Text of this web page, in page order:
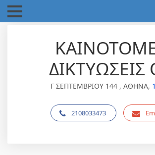
ΔΙΚΤΥΩΣΕΙΣ
Γ ΣΕΠΤΕΜΒΡΙΟΥ 144 , ΑΘΗΝΑ,
2108033473